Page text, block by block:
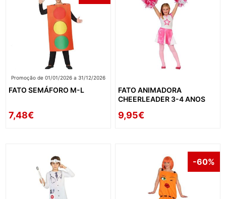
Promoção de 01/01/2026 a 31/12/2026
FATO SEMÁFORO M-L
7,48€
FATO ANIMADORA
CHEERLEADER 3-4 ANOS
9,95€
-60%